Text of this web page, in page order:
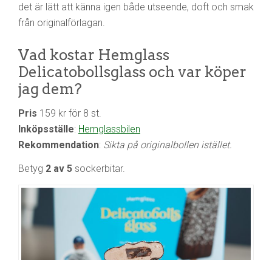
det är lätt att känna igen både utseende, doft och smak
från originalförlagan.
Vad kostar Hemglass
Delicatobollsglass och var köper
jag dem?
Pris 159 kr för 8 st.
Inköpsställe: Hemglassbilen
Rekommendation: Sikta på originalbollen istället.
Betyg 2 av 5 sockerbitar.